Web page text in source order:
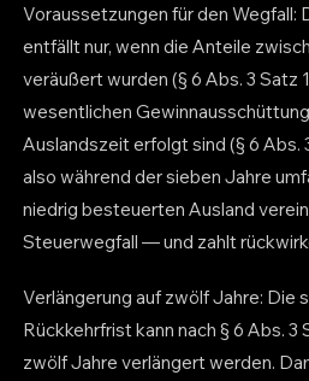
Voraussetzungen für den Wegfall:
entfällt nur, wenn die Anteile
veräußert wurden (§ 6 Abs. 3 Satz
wesentlichen
Auslandszeit erfolgt sind (§ 6 Abs.
also während der sieben Jahre
niedrig besteuerten Ausland
Steuerwegfall — und zahlt
Verlängerung auf zwölf Jahre: Die
Rückkehrfrist kann nach § 6 Abs. 3
zwölf Jahre verlängert werden.